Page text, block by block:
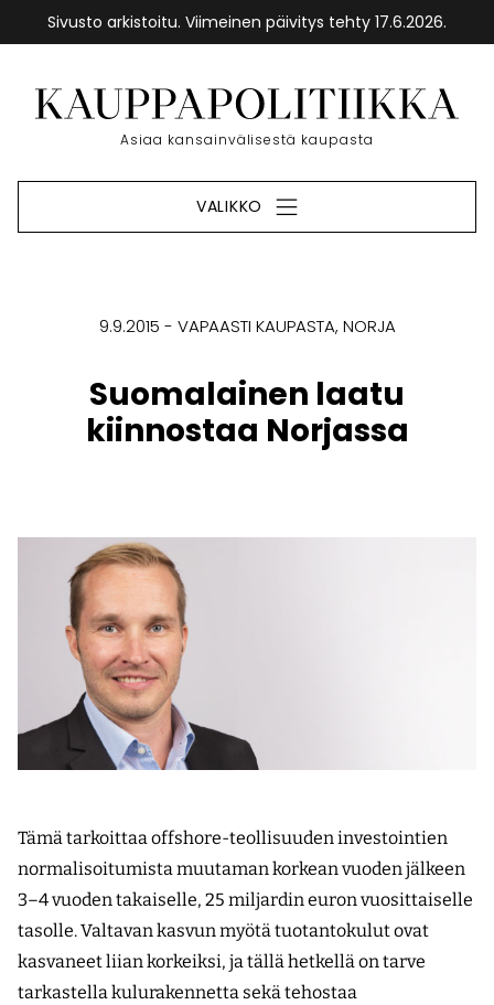
Sivusto arkistoitu. Viimeinen päivitys tehty 17.6.2026.
sisältöön
Etusivu
Asiaa kansainvälisestä kaupasta
VALIKKO
9.9.2015 VAPAASTI KAUPASTA NORJA
Suomalainen laatu
kiinnostaa Norjassa
Tämä tarkoittaa offshore-teollisuuden investointien
normalisoitumista muutaman korkean vuoden jälkeen
3–4 vuoden takaiselle, 25 miljardin euron vuosittaiselle
tasolle. Valtavan kasvun myötä tuotantokulut ovat
kasvaneet liian korkeiksi, ja tällä hetkellä on tarve
tarkastella kulurakennetta sekä tehostaa